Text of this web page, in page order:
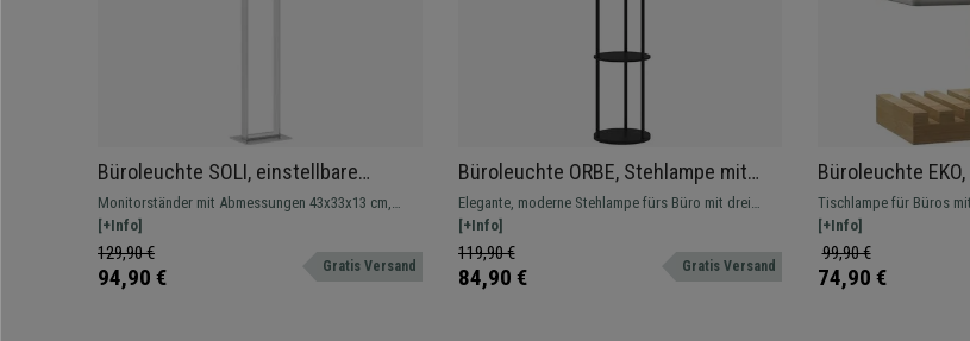
Büroleuchte SOLI, einstellbare
Helligkeit und Fußschalter, Weiß
Monitorständer mit Abmessungen 43x33x13 cm,
höhenverstellbar
[+Info]
129,90 €
94,90 € Gratis Versand
Büroleuchte ORBE, Stehlampe mit
Ablagefächern, Höhe 158cm, Farbe
Schwarz
Elegante, moderne Stehlampe fürs Büro mit drei
Ablagen, die sich perfekt für Bücher oder Pflanzen
eignen und den Platz optimal ausnutzen.
[+Info]
119,90 €
84,90 € Gratis Versand
Büroleuchte
Anschlüssen
Farbe Weiß
Tischlampe für Büros
Ladeanschlüssen und 3
[+Info]
99,90 €
74,90 €